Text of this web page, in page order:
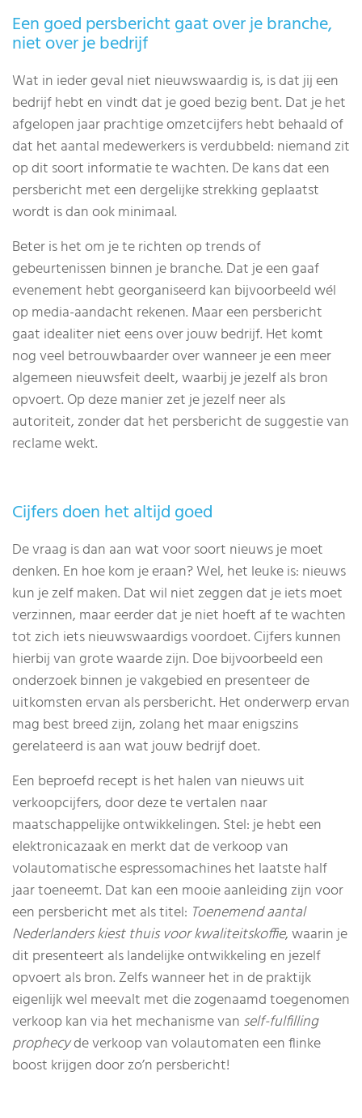
Een goed persbericht gaat over je branche,
niet over je bedrijf
Wat in ieder geval niet nieuwswaardig is, is dat jij een
bedrijf hebt en vindt dat je goed bezig bent. Dat je het
afgelopen jaar prachtige omzetcijfers hebt behaald of
dat het aantal medewerkers is verdubbeld: niemand zit
op dit soort informatie te wachten. De kans dat een
persbericht met een dergelijke strekking geplaatst
wordt is dan ook minimaal.
Beter is het om je te richten op trends of
gebeurtenissen binnen je branche. Dat je een gaaf
evenement hebt georganiseerd kan bijvoorbeeld wél
op media-aandacht rekenen. Maar een persbericht
gaat idealiter niet eens over jouw bedrijf. Het komt
nog veel betrouwbaarder over wanneer je een meer
algemeen nieuwsfeit deelt, waarbij je jezelf als bron
opvoert. Op deze manier zet je jezelf neer als
autoriteit, zonder dat het persbericht de suggestie van
reclame wekt.
Cijfers doen het altijd goed
De vraag is dan aan wat voor soort nieuws je moet
denken. En hoe kom je eraan? Wel, het leuke is: nieuws
kun je zelf maken. Dat wil niet zeggen dat je iets moet
verzinnen, maar eerder dat je niet hoeft af te wachten
tot zich iets nieuwswaardigs voordoet. Cijfers kunnen
hierbij van grote waarde zijn. Doe bijvoorbeeld een
onderzoek binnen je vakgebied en presenteer de
uitkomsten ervan als persbericht. Het onderwerp ervan
mag best breed zijn, zolang het maar enigszins
gerelateerd is aan wat jouw bedrijf doet.
Een beproefd recept is het halen van nieuws uit
verkoopcijfers, door deze te vertalen naar
maatschappelijke ontwikkelingen. Stel: je hebt een
elektronicazaak en merkt dat de verkoop van
volautomatische espressomachines het laatste half
jaar toeneemt. Dat kan een mooie aanleiding zijn voor
een persbericht met als titel: Toenemend aantal
Nederlanders kiest thuis voor kwaliteitskoffie, waarin je
dit presenteert als landelijke ontwikkeling en jezelf
opvoert als bron. Zelfs wanneer het in de praktijk
eigenlijk wel meevalt met die zogenaamd toegenomen
verkoop kan via het mechanisme van self-fulfilling
prophecyde verkoop van volautomaten een flinke
boost krijgen door zo’n persbericht!